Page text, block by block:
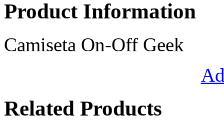
Product Information
Camiseta On-Off Geek
Related Products